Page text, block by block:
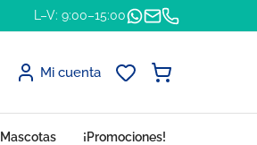
L–V: 9:00–15:00
Mi cuenta
Mascotas ¡Promociones!